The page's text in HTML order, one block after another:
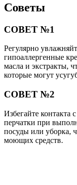
Советы
СОВЕТ №1
Регулярно
гипоаллергенные
масла и экстракты,
которые могут
СОВЕТ №2
Избегайте
перчатки при
посуды или уборка,
моющих средств.